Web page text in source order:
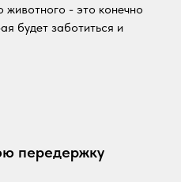
- это конечно
будет заботиться и
передержку